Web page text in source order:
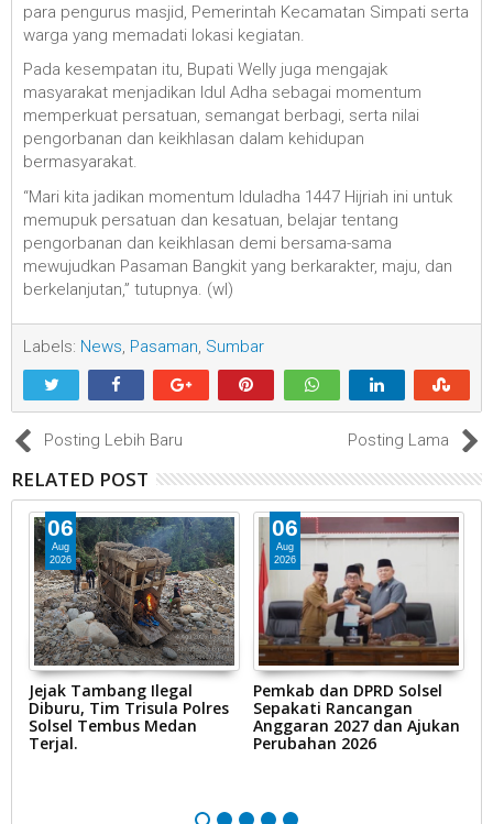
para pengurus masjid, Pemerintah Kecamatan Simpati serta
warga yang memadati lokasi kegiatan.
Pada kesempatan itu, Bupati Welly juga mengajak
masyarakat menjadikan Idul Adha sebagai momentum
memperkuat persatuan, semangat berbagi, serta nilai
pengorbanan dan keikhlasan dalam kehidupan
bermasyarakat.
“Mari kita jadikan momentum Iduladha 1447 Hijriah ini untuk
memupuk persatuan dan kesatuan, belajar tentang
pengorbanan dan keikhlasan demi bersama-sama
mewujudkan Pasaman Bangkit yang berkarakter, maju, dan
berkelanjutan,” tutupnya. (wl)
Labels: News, Pasaman, Sumbar
Posting Lebih Baru Posting Lama
RELATED POST
06
Aug
2026
Jejak Tambang Ilegal
Diburu, Tim Trisula Polres
Solsel Tembus Medan
Terjal.
06
Aug
2026
Pemkab dan DPRD Solsel
Sepakati Rancangan
Anggaran 2027 dan Ajukan
Perubahan 2026